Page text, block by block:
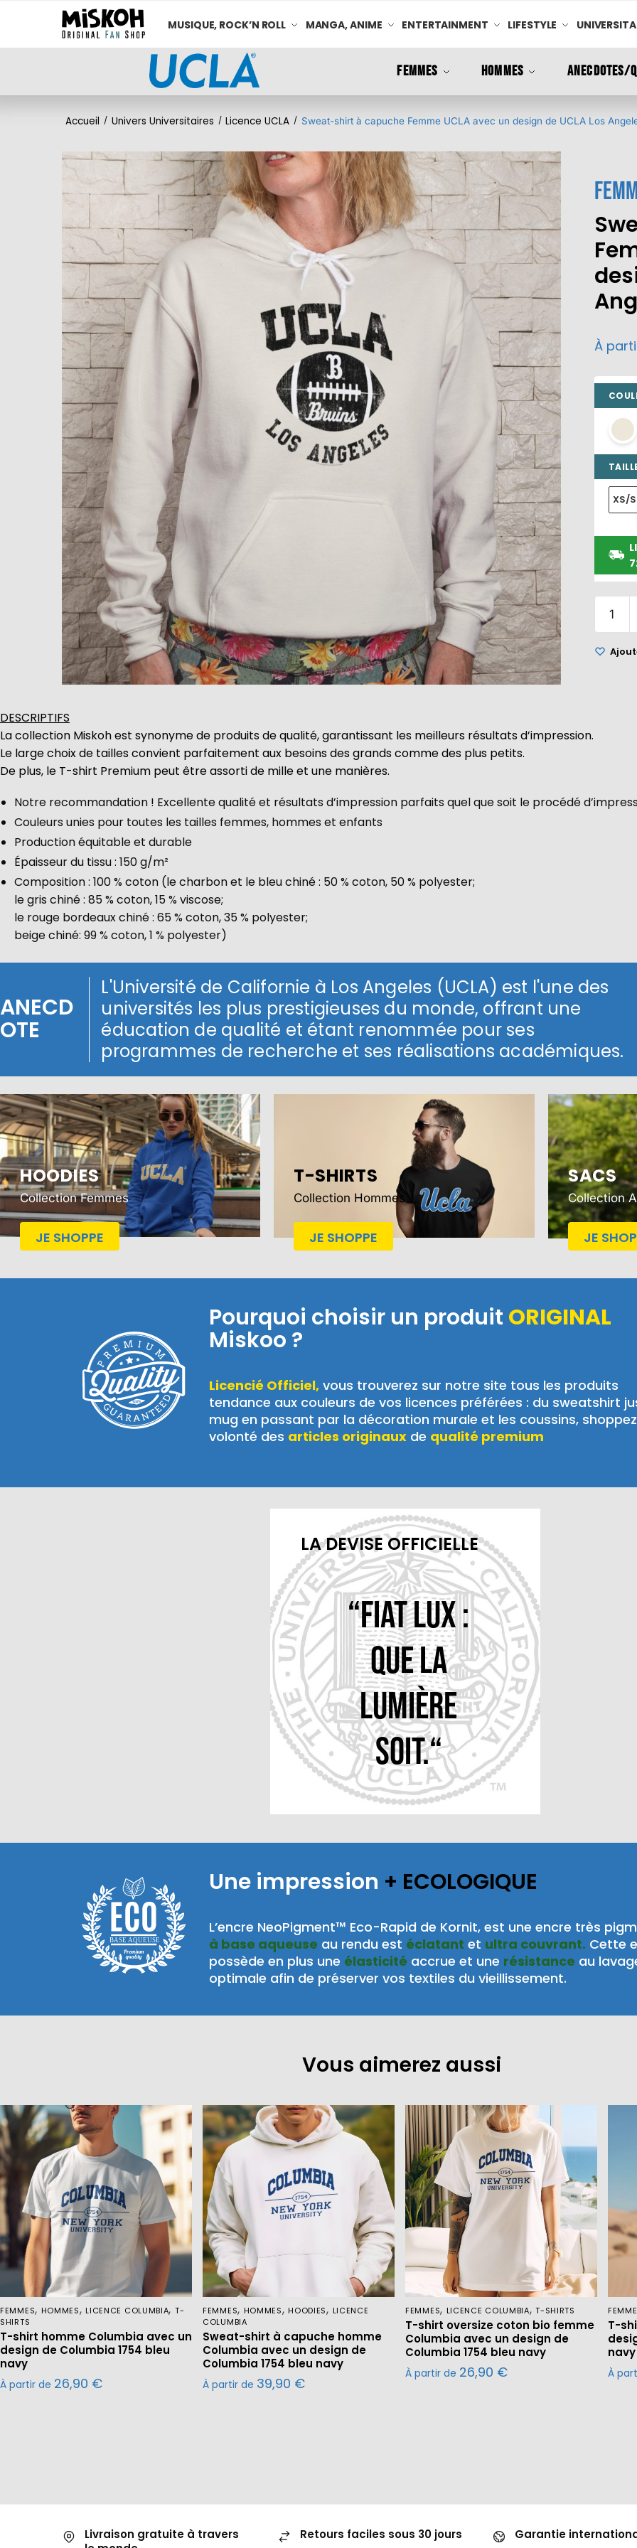
MUSIQUE, ROCK’N ROLL MANGA, ANIME ENTERTAINMENT LIFESTYLE
FEMMES HOMMES ANECDOTES/
Accueil / Univers Universitaires / Licence UCLA / Sweat-shirt à capuche Femme UCLA avec un design de UCLA Los
À
XS/S
DESCRIPTIFS
La collection Miskoh est synonyme de produits de qualité, garantissant les meilleurs résultats d’impression.
Le large choix de tailles convient parfaitement aux besoins des grands comme des plus petits.
De plus, le T-shirt Premium peut être assorti de mille et une manières.
Notre recommandation ! Excellente qualité et résultats d’impression parfaits quel que soit le procédé
Couleurs unies pour toutes les tailles femmes, hommes et enfants
Production équitable et durable
Épaisseur du tissu : 150 g/m²
Composition : 100 % coton (le charbon et le bleu chiné : 50 % coton, 50 % polyester;
le gris chiné : 85 % coton, 15 % viscose;
le rouge bordeaux chiné : 65 % coton, 35 % polyester;
beige chiné: 99 % coton, 1 % polyester)
ANECD
OTE
L'Université de Californie à Los Angeles (UCLA) est l'une des
universités les plus prestigieuses du monde, offrant une
éducation de qualité et étant renommée pour ses
programmes de recherche et ses réalisations académiques.
HOODIES
Collection Femmes
JE SHOPPE
T-SHIRTS
Collection Hommes
JE SHOPPE
SACS
Collection
JE
Pourquoi choisir un produit ORIGINAL
Miskoo ?
Licencié Officiel, vous trouverez sur notre site tous les produits
tendance aux couleurs de vos licences préférées : du sweatshirt
mug en passant par la décoration murale et les coussins,
volonté des articles originaux de qualité premium
LA DEVISE OFFICIELLE
“Fiat Lux :
Que la
lumière
soit.“
BASE AQUEUSE
Une impression + ECOLOGIQUE
L’encre NeoPigment™ Eco-Rapid de Kornit, est une encre très
à base aqueuse au rendu est éclatant et ultra couvrant. Cette
possède en plus une élasticité accrue et une résistance au
optimale afin de préserver vos textiles du vieillissement.
Vous aimerez aussi
FEMMES, HOMMES, LICENCE COLUMBIA, T-
SHIRTS
T-shirt homme Columbia avec un
design de Columbia 1754 bleu
navy
À partir de 26,90 €
FEMMES, HOMMES, HOODIES, LICENCE
COLUMBIA
Sweat-shirt à capuche homme
Columbia avec un design de
Columbia 1754 bleu navy
À partir de 39,90 €
FEMMES, LICENCE COLUMBIA,T-SHIRTS
T-shirt oversize coton bio femme
Columbia avec un design de
Columbia 1754 bleu navy
À partir de 26,90 €
T-
navy
À
Livraison gratuite à travers
Retours faciles sous 30 jours Garantie